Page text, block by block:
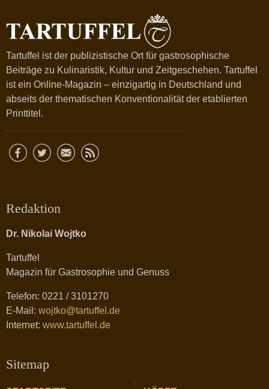
Tartuffel ist der publizistische Ort für gastrosophische
Beiträge zu Kulinaristik, Kultur und Zeitgeschehen. Tartuffel
ist ein Online-Magazin – einzigartig in Deutschland und
abseits der thematischen Konventionalität der etablierten
Printtitel.
Redaktion
Dr. Nikolai Wojtko
Tartuffel
Magazin für Gastrosophie und Genuss
Telefon: 0221 / 3101270
E-Mail: wojtko@tartuffel.de
Internet: www.tartuffel.de
Sitemap